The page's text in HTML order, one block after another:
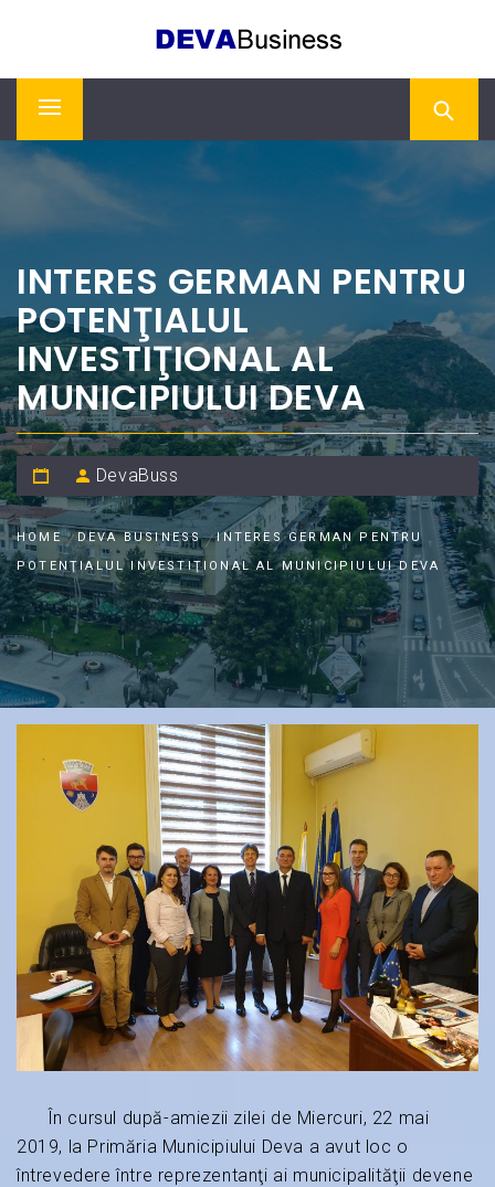
DEVA BUSINESS
Primary
Menu
INTERES GERMAN PENTRU
POTENŢIALUL
INVESTIŢIONAL AL
MUNICIPIULUI DEVA
DevaBuss
HOME DEVA BUSINESS
INTERES GERMAN PENTRU
POTENŢIALUL INVESTIŢIONAL AL MUNICIPIULUI DEVA
În cursul după-amiezii zilei de Miercuri, 22 mai
2019, la Primăria Municipiului Deva a avut loc o
întrevedere între reprezentanţi ai municipalităţii devene